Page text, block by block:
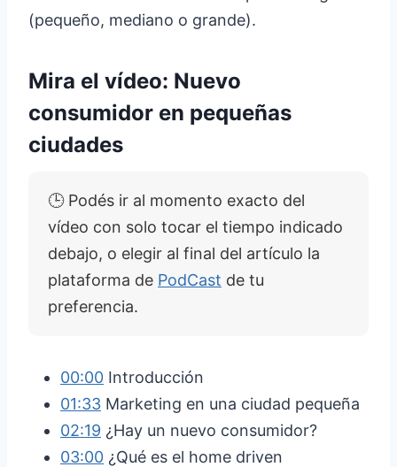
(pequeño, mediano o grande).
Mira el vídeo: Nuevo
consumidor en pequeñas
ciudades
🕒 Podés ir al momento exacto del
vídeo con solo tocar el tiempo indicado
debajo, o elegir al final del artículo la
plataforma de PodCast de tu
preferencia.
00:00 Introducción
01:33 Marketing en una ciudad pequeña
02:19 ¿Hay un nuevo consumidor?
03:00 ¿Qué es el home driven